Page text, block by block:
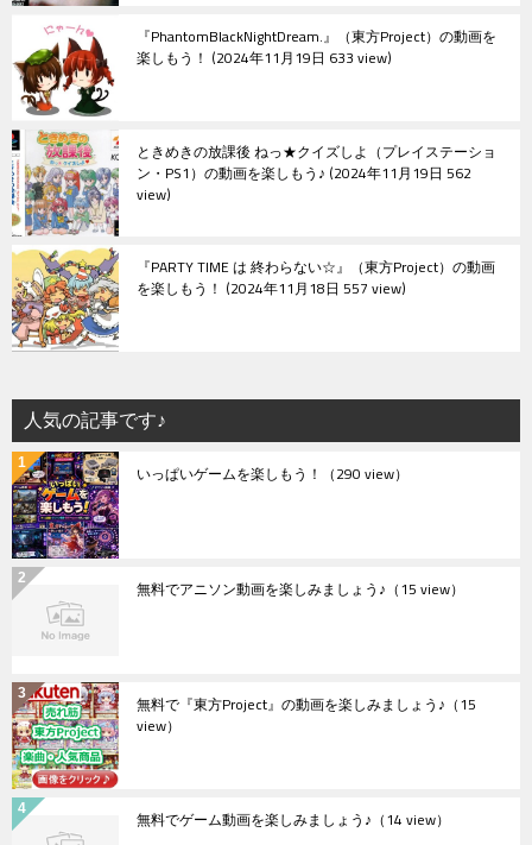
『PhantomBlackNightDream.』（東方Project）の動画を
楽しもう！ 2024年11月19日 633 view
ときめきの放課後 ねっ★クイズしよ（プレイステーショ
ン・PS1）の動画を楽しもう♪ 2024年11月19日 562
view
『PARTY TIME は 終わらない☆』（東方Project）の動画
を楽しもう！ 2024年11月18日 557 view
人気の記事です♪
いっぱいゲームを楽しもう！ （290 view）
無料でアニソン動画を楽しみましょう♪ （15 view）
無料で『東方Project』の動画を楽しみましょう♪ （15
view）
無料でゲーム動画を楽しみましょう♪ （14 view）